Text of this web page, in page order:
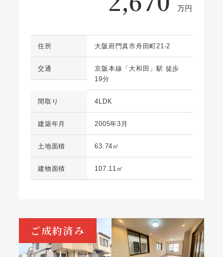
万円
住所 大阪府門真市舟田町21-2
交通
京阪本線「大和田」駅 徒歩
19分
間取り 4LDK
建築年月 2005年3月
土地面積 63.74㎡
建物面積 107.11㎡
ご成約済み